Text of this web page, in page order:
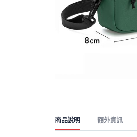
商品說明 額外資訊